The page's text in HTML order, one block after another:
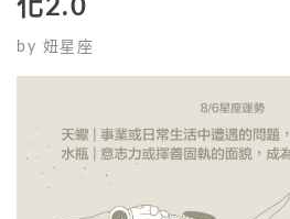
化2.0
by 妞星座